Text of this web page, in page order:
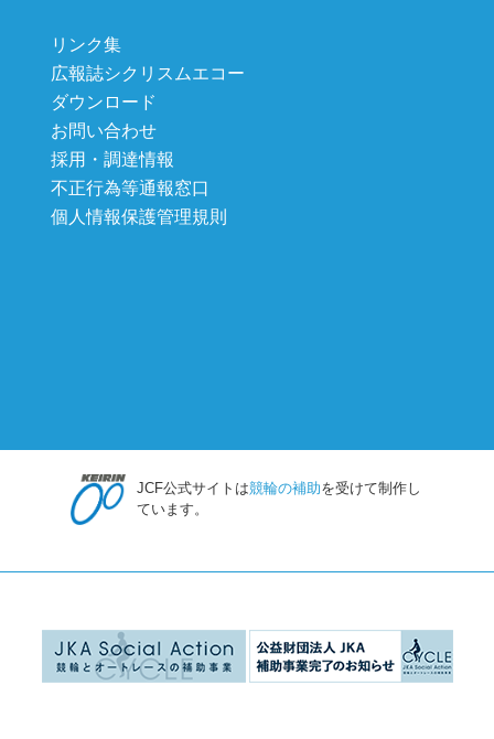
リンク集
広報誌シクリスムエコー
ダウンロード
お問い合わせ
採用・調達情報
不正行為等通報窓口
個人情報保護管理規則
JCF公式サイトは競輪の補助を受けて制作し
ています。